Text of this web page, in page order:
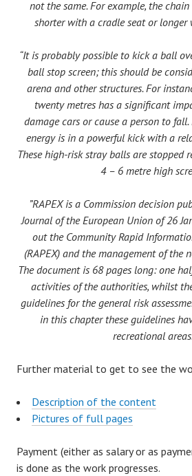
not the same. For example, the
shorter with a cradle seat or longer
“It is probably possible to kick a ball
ball stop screen; this should be
arena and other structures. For
twenty metres has a significant
damage cars or cause a person to fall.
energy is in a powerful kick with a
These high-risk stray balls are stopped
4 – 6 metre high
”RAPEX is a Commission decision
Journal of the European Union of 26
out the Community Rapid
(RAPEX) and the management of the
The document is 68 pages long: one
activities of the authorities, whilst
guidelines for the general risk
in this chapter these guidelines
recreational
Further material to get to see the
Description of the content
Pictures of full pages
Payment (either as salary or as
is done as the work progresses.